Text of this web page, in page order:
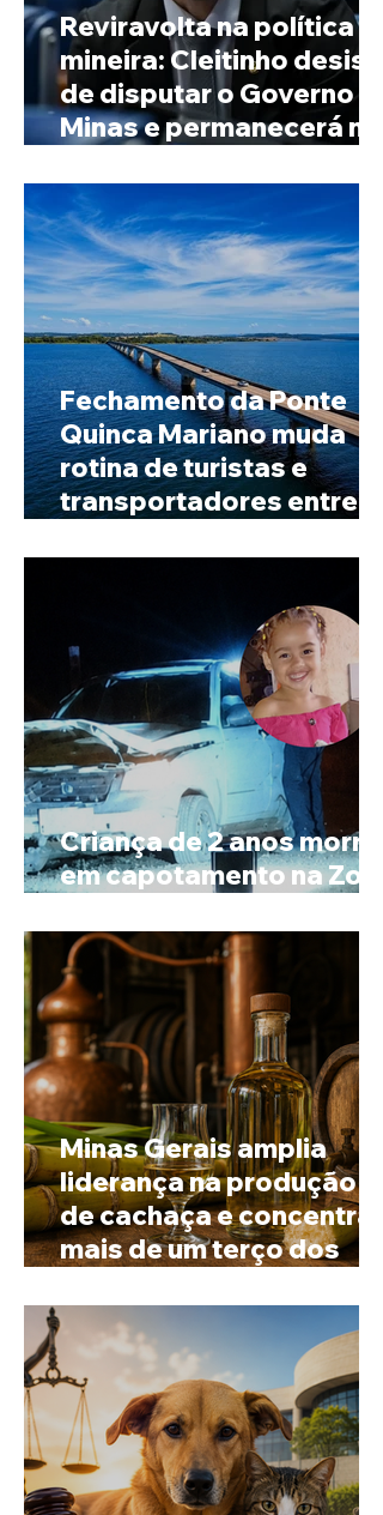
Reviravolta na política
mineira: Cleitinho desiste
de disputar o Governo de
Minas e permanecerá no
Fechamento da Ponte
Quinca Mariano muda
rotina de turistas e
transportadores entre
Criança de 2 anos morre
em capotamento na Zona
Minas Gerais amplia
liderança na produção
de cachaça e concentra
mais de um terço dos